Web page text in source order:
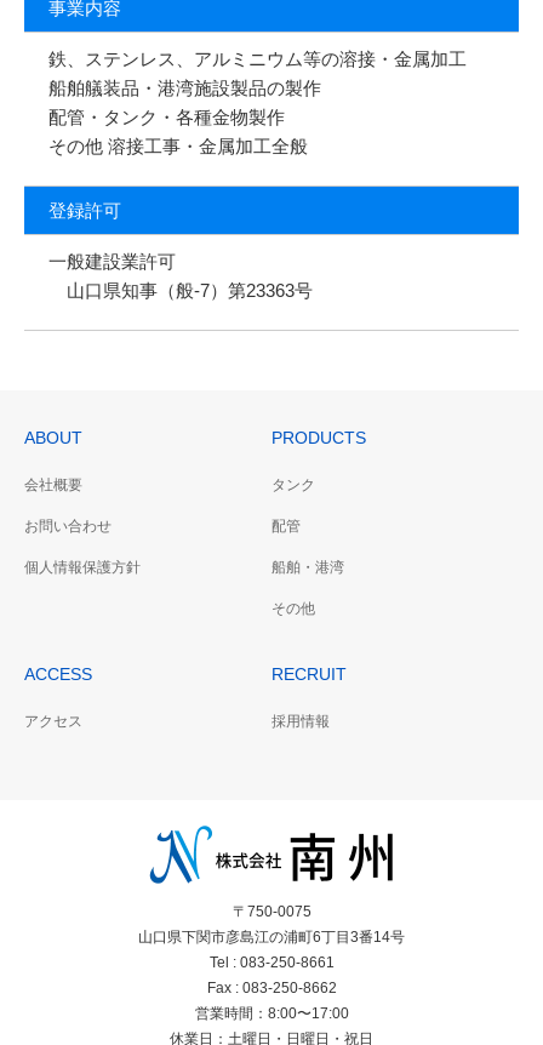
事業内容
鉄、ステンレス、アルミニウム等の溶接・金属加工
船舶艤装品・港湾施設製品の製作
配管・タンク・各種金物製作
その他 溶接工事・金属加工全般
登録許可
一般建設業許可
山口県知事（般-7）第23363号
ABOUT
会社概要
お問い合わせ
個人情報保護方針
PRODUCTS
タンク
配管
船舶・港湾
その他
ACCESS
アクセス
RECRUIT
採用情報
〒750-0075
山口県下関市彦島江の浦町6丁目3番14号
Tel : 083-250-8661
Fax : 083-250-8662
営業時間：8:00〜17:00
休業日：土曜日・日曜日・祝日